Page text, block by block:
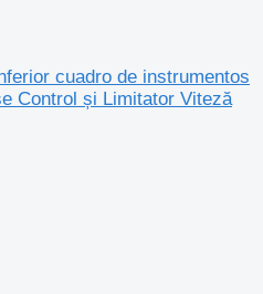
cuadro de instrumentos
Control și Limitator Viteză